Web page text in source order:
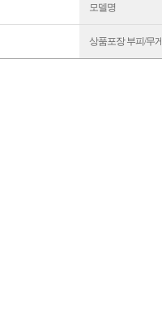
모델명
상품포장 부피/무게